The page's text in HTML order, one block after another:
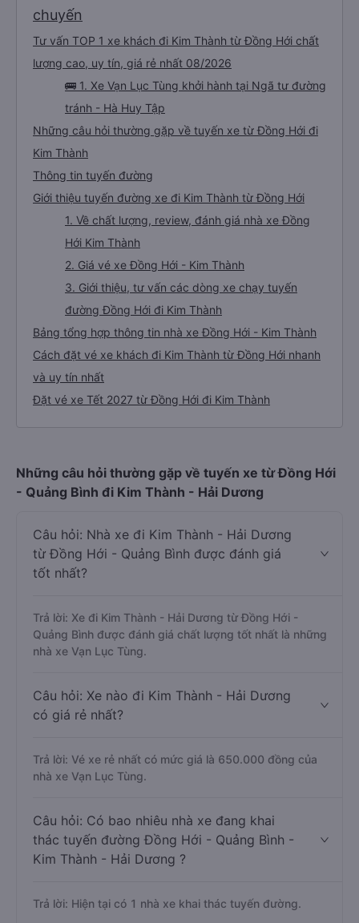
chuyến
Tư vấn TOP 1 xe khách đi Kim Thành từ Đồng Hới chất
lượng cao, uy tín, giá rẻ nhất 08/2026
🚌 1. Xe Vạn Lục Tùng khởi hành tại Ngã tư đường
tránh - Hà Huy Tập
Những câu hỏi thường gặp về tuyến xe từ Đồng Hới đi
Kim Thành
Thông tin tuyến đường
Giới thiệu tuyến đường xe đi Kim Thành từ Đồng Hới
1. Về chất lượng, review, đánh giá nhà xe Đồng
Hới Kim Thành
2. Giá vé xe Đồng Hới - Kim Thành
3. Giới thiệu, tư vấn các dòng xe chạy tuyến
đường Đồng Hới đi Kim Thành
Bảng tổng hợp thông tin nhà xe Đồng Hới - Kim Thành
Cách đặt vé xe khách đi Kim Thành từ Đồng Hới nhanh
và uy tín nhất
Đặt vé xe Tết 2027 từ Đồng Hới đi Kim Thành
Những câu hỏi thường gặp về tuyến xe từ Đồng Hới
- Quảng Bình đi Kim Thành - Hải Dương
Câu hỏi: Nhà xe đi Kim Thành - Hải Dương
từ Đồng Hới - Quảng Bình được đánh giá
tốt nhất?
Trả lời: Xe đi Kim Thành - Hải Dương từ Đồng Hới -
Quảng Bình được đánh giá chất lượng tốt nhất là những
nhà xe Vạn Lục Tùng.
Câu hỏi: Xe nào đi Kim Thành - Hải Dương
có giá rẻ nhất?
Trả lời: Vé xe rẻ nhất có mức giá là 650.000 đồng của
nhà xe Vạn Lục Tùng.
Câu hỏi: Có bao nhiêu nhà xe đang khai
thác tuyến đường Đồng Hới - Quảng Bình -
Kim Thành - Hải Dương ?
Trả lời: Hiện tại có 1 nhà xe khai thác tuyến đường.